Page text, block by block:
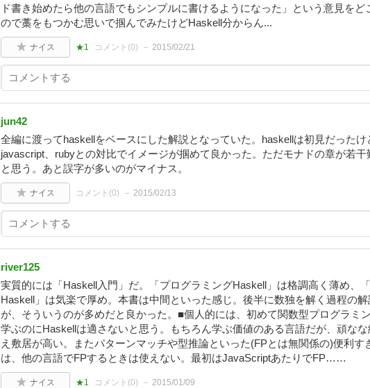
ド書き始めたら他の言語でもシンプルに書けるようになった」という意見をど
ので藁をもつかむ思いで掴んでみたけどHaskell分からん...
ナイス ★1 コメント(0) 2015/02/21
jun42
全編に渡ってhaskellをベースにした解説となっていた。haskellは初見だったけ
javascript、rubyとの対比でイメージが掴めて良かった。ただモナドの章が若干
と思う。あと誤字が多いのがマイナス。
ナイス コメント(0) 2015/02/13
river125
実質的には「Haskell入門」だ。「プログラミングHaskell」は格調高く薄め、
Haskell」は気楽で厚め。本書は中間といった感じ。後半に数独を解く過程の解
が、そういうのが多めだと良かった。■個人的には、初めて関数型プログラミ
学ぶのにHaskellは適さないと思う。もちろん学ぶ価値のある言語だが、頑な
え敷居が高い。またパターンマッチや型推論といった(FPとは無関係の)便利す
は、他の言語でFPするときは使えない。最初はJavaScriptあたりでFP……
ナイス ★1 コメント(0) 2015/01/09